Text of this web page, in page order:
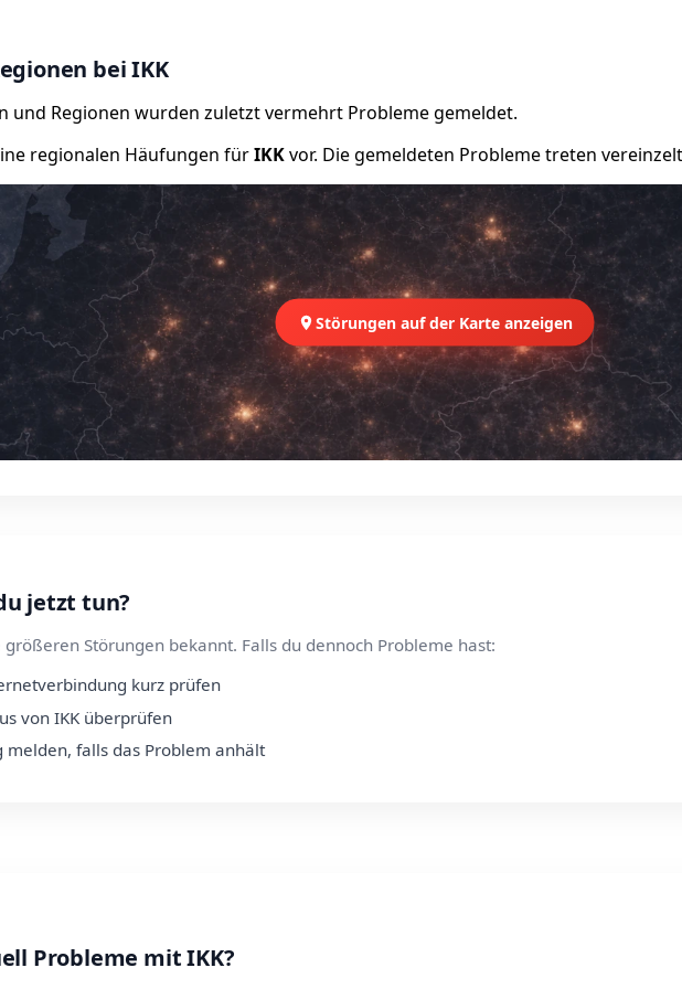
bei IKK
und Regionen wurden zuletzt vermehrt Probleme gemeldet.
regionalen Häufungen fürIKKvor. Die gemeldeten Probleme treten
Störungen auf der Karte anzeigen
jetzt tun?
Störungen bekannt. Falls du dennoch Probleme hast:
kurz prüfen
von IKK überprüfen
melden, falls das Problem anhält
Probleme mit IKK?